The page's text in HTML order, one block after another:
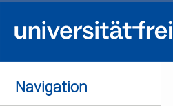
Navigation